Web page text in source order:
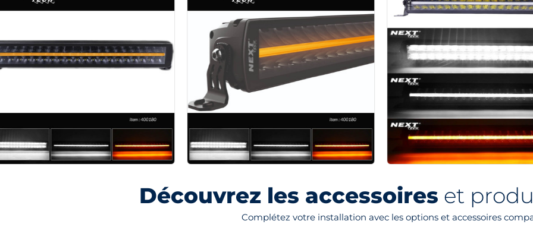
Découvrez les accessoires et
Complétez votre installation avec les options et accessoires